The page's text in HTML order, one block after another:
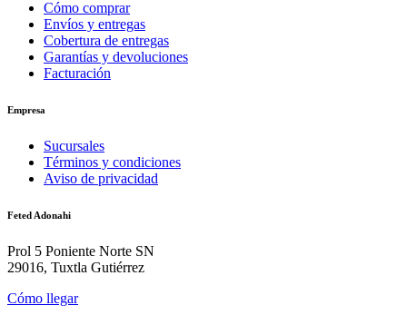
Cómo comprar
Envíos y entregas
Cobertura de entregas
Garantías y devoluciones
Facturación
Empresa
Sucursales
Términos y condiciones
Aviso de privacidad
Feted Adonahi
Prol 5 Poniente Norte SN
29016, Tuxtla Gutiérrez
Cómo llegar